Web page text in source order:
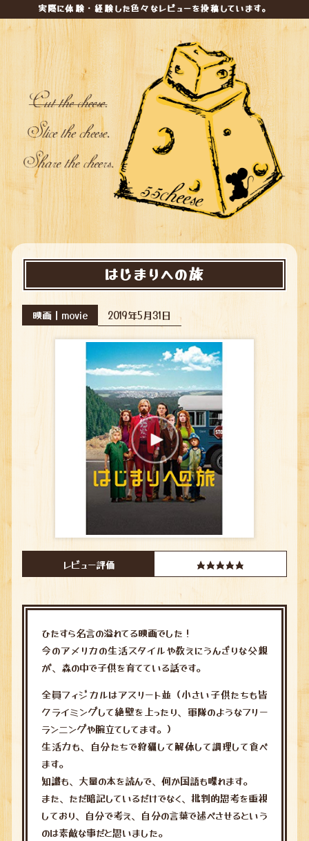
実際に体験・経験した色々なレビューを投稿しています。
はじまりへの旅
映画｜movie 2019年5月31日
レビュー評価 ★★★★★
ひたすら名言の溢れてる映画でした！
今のアメリカの生活スタイルや教えにうんざりな父親
が、森の中で子供を育てている話です。
全員フィジカルはアスリート並（小さい子供たちも皆
クライミングして絶壁を上ったり、軍隊のようなフリー
ランニングや腕立てしてます。）
生活力も、自分たちで狩猟して解体して調理して食べ
ます。
知識も、大量の本を読んで、何か国語も喋れます。
また、ただ暗記しているだけでなく、批判的思考を重視
しており、自分で考え、自分の言葉で述べさせるという
のは素敵な事だと思いました。